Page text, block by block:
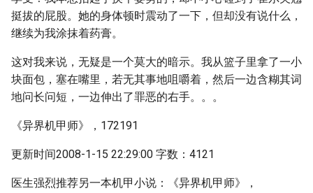
挺拔的屁股。她的身体顿时震动了一下，但却没有说什么，
继续为我涂抹着药膏。
这对我来说，无疑是一个莫大的暗示。我从篮子里拿了一小
块面包，塞在嘴里，若无其事地咀嚼着，然后一边含糊其词
地问长问短，一边伸出了罪恶的右手。。。
《异界机甲师》，172191
更新时间2008-1-15 22:29:00 字数：4121
医生强烈推荐另一本机甲小说：《异界机甲师》，